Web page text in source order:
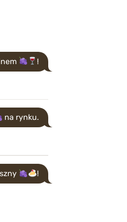
!
na rynku.
!